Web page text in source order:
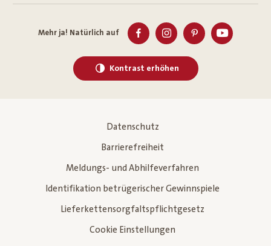
Mehr ja! Natürlich auf
Kontrast erhöhen
Datenschutz
Barrierefreiheit
Meldungs- und Abhilfeverfahren
Identifikation betrügerischer Gewinnspiele
Lieferkettensorgfaltspflichtgesetz
Cookie Einstellungen